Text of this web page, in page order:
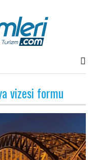
vizesi formu